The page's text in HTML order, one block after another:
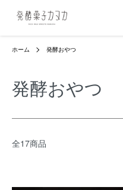
ホーム 発酵おやつ
発酵おやつ
全17商品